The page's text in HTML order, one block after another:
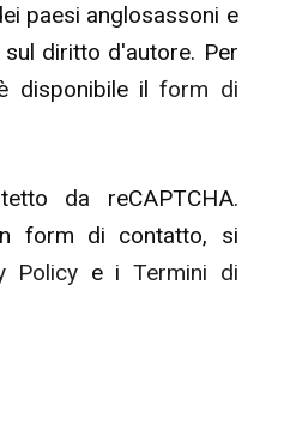
paesi anglosassoni e
diritto d'autore. Per
disponibile ilform di
da reCAPTCHA.
form di contatto, si
Policy e iTermini di